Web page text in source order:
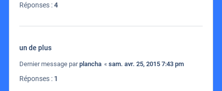
Réponses :4
un de plus
Dernier message parplancha « sam. avr. 25, 2015 7:43 pm
Réponses : 1